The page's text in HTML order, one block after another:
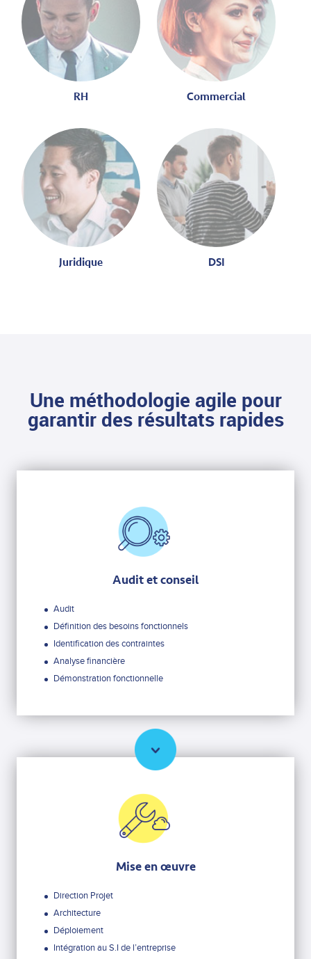
RH Commercial
Juridique DSI
Une méthodologie agile pour
garantir des résultats rapides
Audit et conseil
Audit
Définition des besoins fonctionnels
Identification des contraintes
Analyse financière
Démonstration fonctionnelle
Mise en œuvre
Direction Projet
Architecture
Déploiement
Intégration au S.I de l’entreprise